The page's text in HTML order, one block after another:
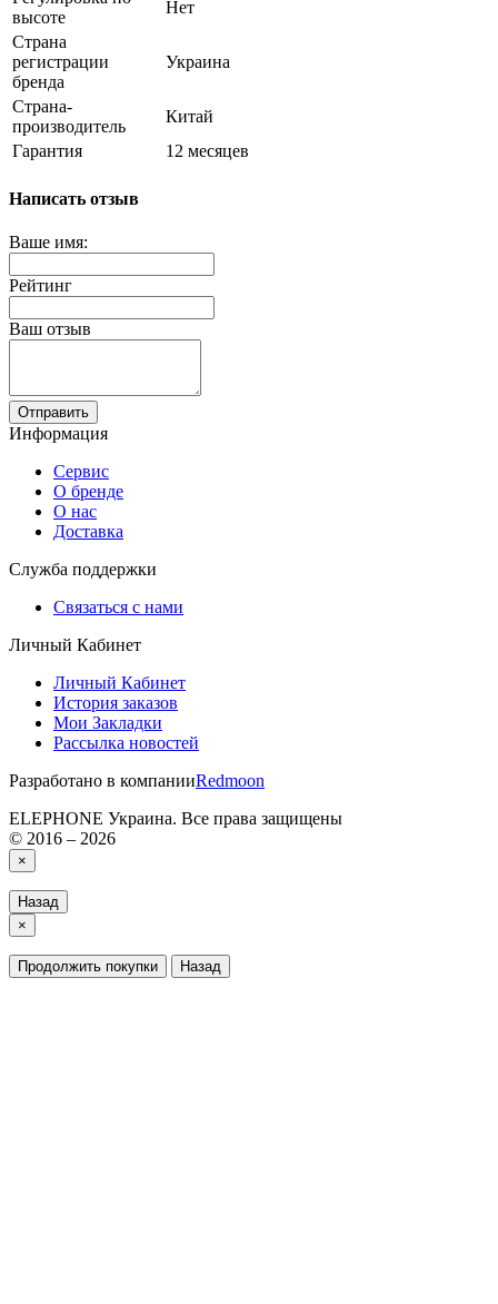
высоте
Нет
Страна
регистрации
бренда
Украина
Страна-
производитель
Китай
Гарантия
12 месяцев
Написать отзыв
Ваше имя:
Рейтинг
Ваш отзыв
Отправить
Информация
Сервис
О бренде
О нас
Доставка
Служба поддержки
Связаться с нами
Личный Кабинет
Личный Кабинет
История заказов
Мои Закладки
Рассылка новостей
Разработано в компанииRedmoon
ELEPHONE Украина. Все права защищены
© 2016 – 2026
×
Назад
×
Продолжить покупки Назад